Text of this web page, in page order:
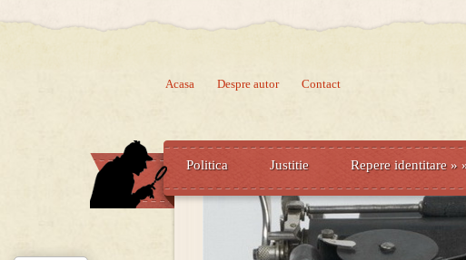
Acasa Despre autor Contact
Politica Justitie Repere identitare »